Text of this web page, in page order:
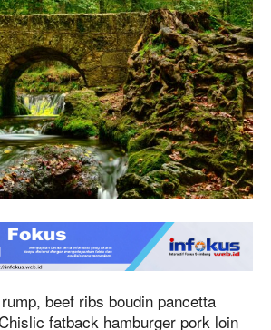
beef ribs boudin pancetta
fatback hamburger pork loin